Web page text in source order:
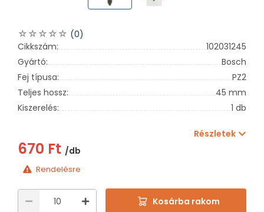
(0)
Cikkszám:
102031245
Gyártó:
Bosch
Fej típusa:
PZ2
Teljes hossz:
45 mm
Kiszerelés:
1 db
Részletek
670 Ft /db
Rendelésre
Kosárba rakom